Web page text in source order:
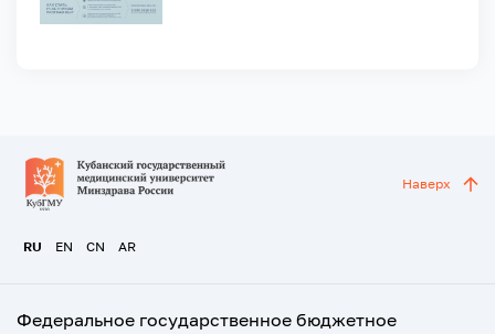
RU EN CN AR
Наверх
Федеральное государственное бюджетное